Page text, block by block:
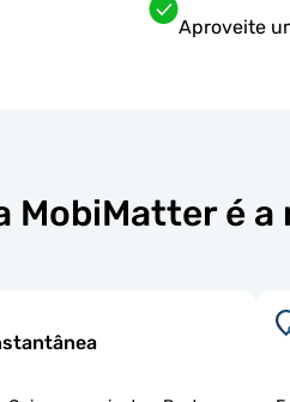
Aproveite
MobiMatter é a